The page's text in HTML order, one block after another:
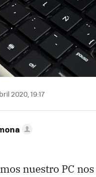
2020, 19:17
nuestro PC